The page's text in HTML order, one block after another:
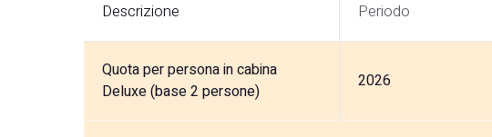
Descrizione Periodo
Quota per persona in cabina
Deluxe (base 2 persone)
2026